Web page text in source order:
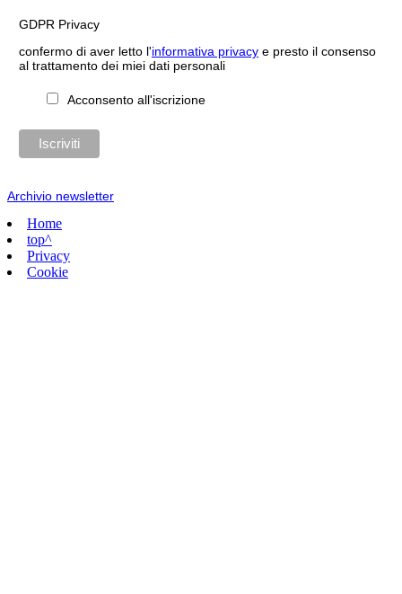
GDPR Privacy
confermo di aver letto l'informativa privacye presto il consenso
al trattamento dei miei dati personali
Acconsento all'iscrizione
Archivio newsletter
Home
top^
Privacy
Cookie